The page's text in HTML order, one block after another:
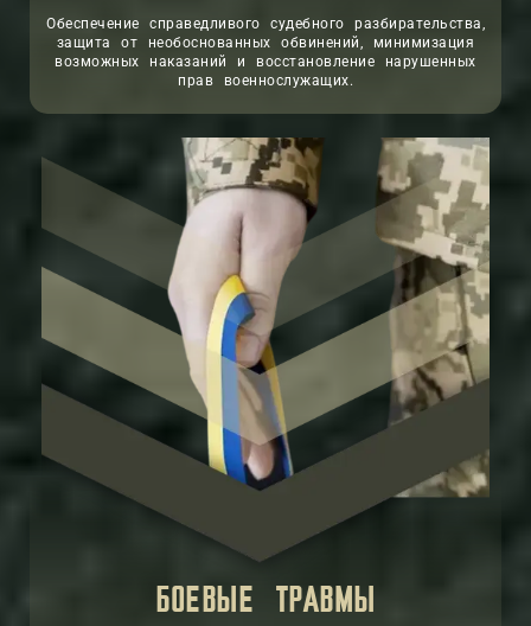
Обеспечение справедливого судебного разбирательства,
защита от необоснованных обвинений, минимизация
возможных наказаний и восстановление нарушенных
прав военнослужащих.
БОЕВЫЕ ТРАВМЫ